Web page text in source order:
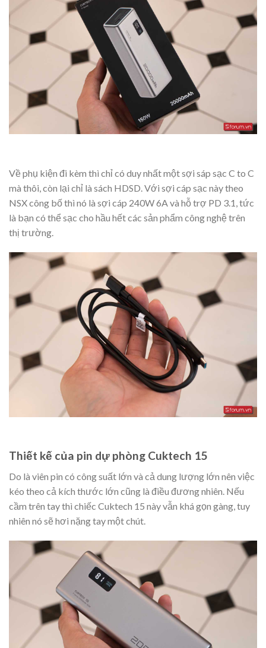
Về phụ kiện đi kèm thì chỉ có duy nhất một sợi sáp sạc C to C
mà thôi, còn lại chỉ là sách HDSD. Với sợi cáp sạc này theo
NSX công bố thì nó là sợi cáp 240W 6A và hỗ trợ PD 3.1, tức
là bạn có thể sạc cho hầu hết các sản phẩm công nghệ trên
thị trường.
Thiết kế của pin dự phòng Cuktech 15
Do là viên pin có công suất lớn và cả dung lượng lớn nên việc
kéo theo cả kích thước lớn cũng là điều đương nhiên. Nếu
cầm trên tay thì chiếc Cuktech 15 này vẫn khá gọn gàng, tuy
nhiên nó sẽ hơi nặng tay một chút.